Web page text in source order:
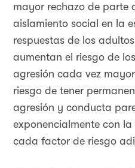
mayor rechazo de parte
aislamiento social en la
respuestas de los
aumentan el riesgo de
agresión cada vez
riesgo de tener
agresión y conducta
exponencialmente con
cada factor de riesgo